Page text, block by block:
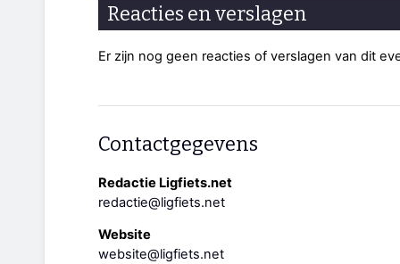
Reacties en verslagen
Er zijn nog geen reacties of verslagen van dit
Contactgegevens
Redactie Ligfiets.net
redactie@ligfiets.net
Website
website@ligfiets.net